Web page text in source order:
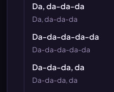
Da, da-da-da
Da, da-da-da
Da-da-da-da-da
Da-da-da-da-da
Da-da-da, da
Da-da-da, da